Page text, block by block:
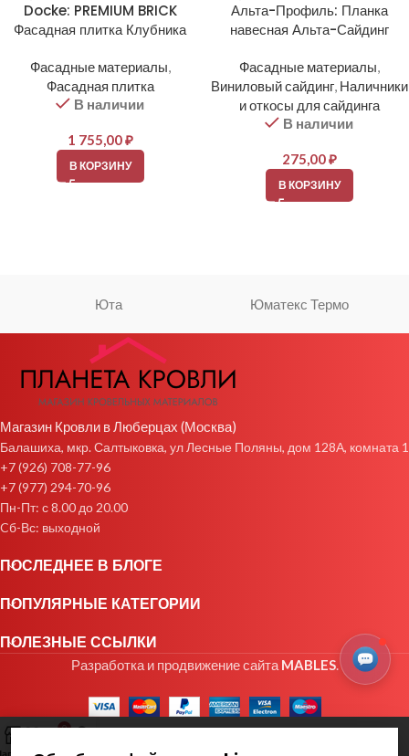
Docke: PREMIUM BRICK
Фасадная плитка Клубника
Фасадные материалы,
Фасадная плитка
В наличии
1 755,00₽
В КОРЗИНУ
Альта-Профиль: Планка
навесная Альта-Сайдинг
Фасадные материалы,
Виниловый сайдинг, Наличники
и откосы для сайдинга
В наличии
275,00₽
В КОРЗИНУ
Юта Юматекс Термо
Магазин Кровли в Люберцах (Москва)
Балашиха, мкр. Салтыковка, ул Лесные Поляны, дом 128А, комната 1
+7 (926) 708-77-96
+7 (977) 294-70-96
Пн-Пт: с 8.00 до 20.00
Cб-Вс: выходной
ПОСЛЕДНЕЕ В БЛОГЕ
ПОПУЛЯРНЫЕ КАТЕГОРИИ
ПОЛЕЗНЫЕ ССЫЛКИ
Разработка и продвижение сайтаMABLES.
0